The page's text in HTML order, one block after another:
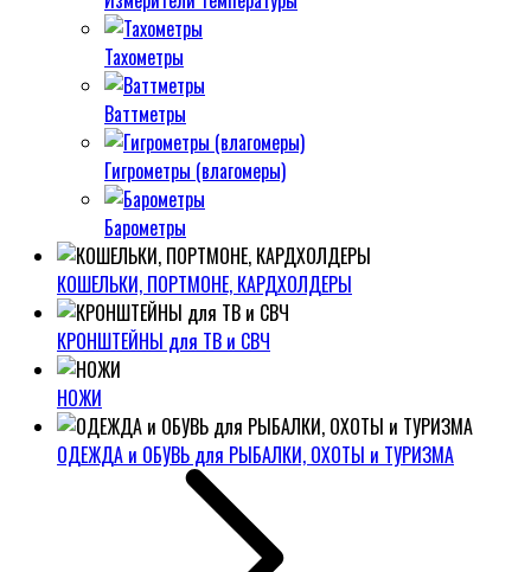
Тахометры
Ваттметры
Гигрометры (влагомеры)
Барометры
КОШЕЛЬКИ, ПОРТМОНЕ, КАРДХОЛДЕРЫ
КРОНШТЕЙНЫ для ТВ и СВЧ
НОЖИ
ОДЕЖДА и ОБУВЬ для РЫБАЛКИ, ОХОТЫ и ТУРИЗМА